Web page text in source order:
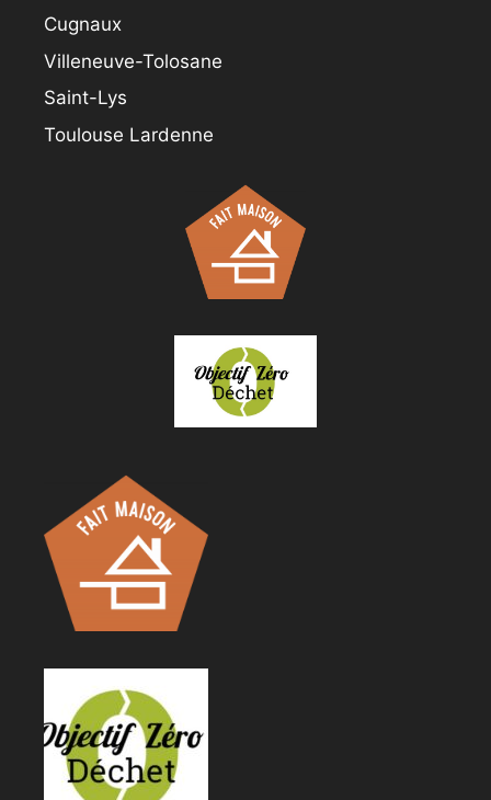
Cugnaux
Villeneuve-Tolosane
Saint-Lys
Toulouse Lardenne